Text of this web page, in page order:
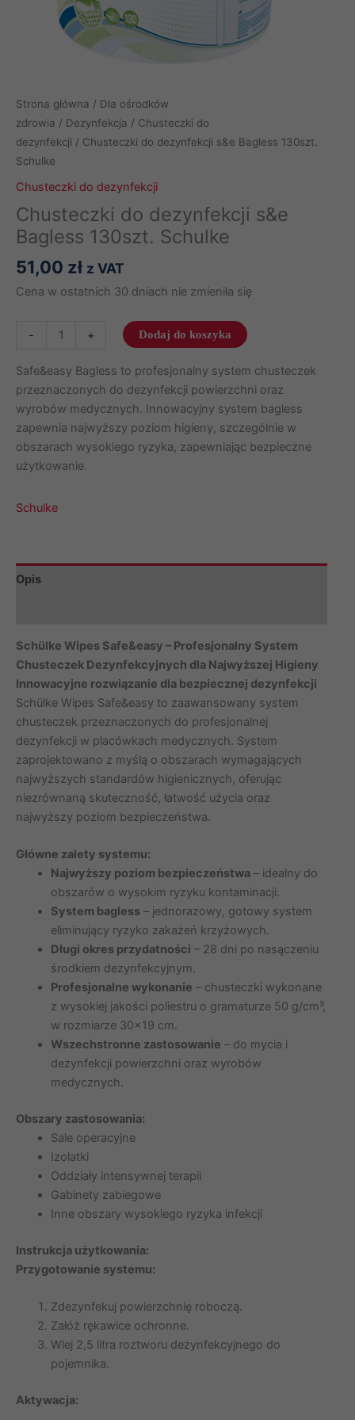
Strona główna / Dla ośrodków
zdrowia / Dezynfekcja / Chusteczki do
dezynfekcji / Chusteczki do dezynfekcji s&e Bagless 130szt.
Schulke
Chusteczki do dezynfekcji
Chusteczki do dezynfekcji s&e
Bagless 130szt. Schulke
51,00 zł z VAT
Cena w ostatnich 30 dniach nie zmieniła się
-
do
dezynfekcji
s&e
Bagless
130szt.
Schulke
+ Dodaj do koszyka
Safe&easy Bagless to profesjonalny system chusteczek
przeznaczonych do dezynfekcji powierzchni oraz
wyrobów medycznych. Innowacyjny system bagless
zapewnia najwyższy poziom higieny, szczególnie w
obszarach wysokiego ryzyka, zapewniając bezpieczne
użytkowanie.
Schulke
Opis
Schülke Wipes Safe&easy – Profesjonalny System
Chusteczek Dezynfekcyjnych dla Najwyższej Higieny
Innowacyjne rozwiązanie dla bezpiecznej dezynfekcji
Schülke Wipes Safe&easy to zaawansowany system
chusteczek przeznaczonych do profesjonalnej
dezynfekcji w placówkach medycznych. System
zaprojektowano z myślą o obszarach wymagających
najwyższych standardów higienicznych, oferując
niezrównaną skuteczność, łatwość użycia oraz
najwyższy poziom bezpieczeństwa.
Główne zalety systemu:
Najwyższy poziom bezpieczeństwa– idealny do
obszarów o wysokim ryzyku kontaminacji.
System bagless– jednorazowy, gotowy system
eliminujący ryzyko zakażeń krzyżowych.
Długi okres przydatności – 28 dni po nasączeniu
środkiem dezynfekcyjnym.
Profesjonalne wykonanie – chusteczki wykonane
z wysokiej jakości poliestru o gramaturze 50 g/cm³,
w rozmiarze 30×19 cm.
Wszechstronne zastosowanie – do mycia i
dezynfekcji powierzchni oraz wyrobów
medycznych.
Obszary zastosowania:
Sale operacyjne
Izolatki
Oddziały intensywnej terapii
Gabinety zabiegowe
Inne obszary wysokiego ryzyka infekcji
Instrukcja użytkowania:
Przygotowanie systemu:
Zdezynfekuj powierzchnię roboczą.
Załóż rękawice ochronne.
Wlej 2,5 litra roztworu dezynfekcyjnego do
pojemnika.
Aktywacja: